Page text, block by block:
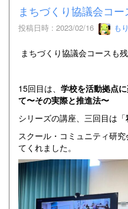
まちづくり協議会コ
投稿日時 : 2023/02/16 も
まちづくり協議会コースも
15回目は、 学校を活動拠点
て〜その実際と推進法〜
シリーズの講座、三回目は「
スクール・コミュニティ研
てくれました。